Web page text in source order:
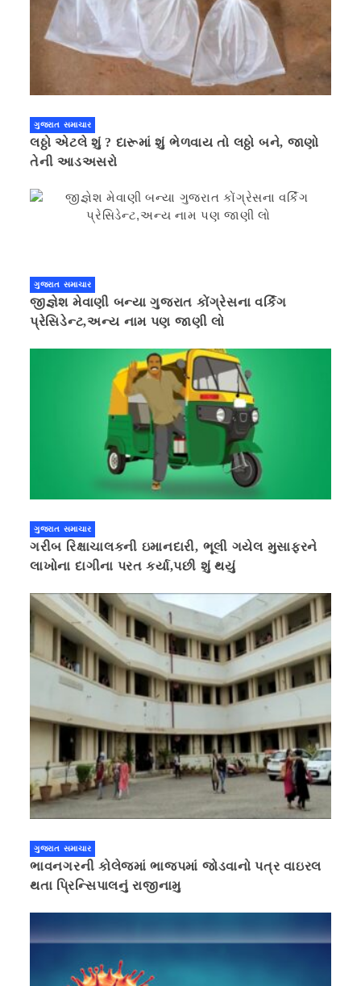
ગુજરાત સમાચાર
લઠ્ઠો એટલે શું ? દારૂમાં શું ભેળવાય તો લઠ્ઠો બને, જાણો
તેની આડઅસરો
ગુજરાત સમાચાર
જીજ્ઞેશ મેવાણી બન્યા ગુજરાત કોંગ્રેસના વર્કિંગ
પ્રેસિડેન્ટ,અન્ય નામ પણ જાણી લો
ગુજરાત સમાચાર
ગરીબ રિક્ષાચાલકની ઇમાનદારી, ભૂલી ગયેલ મુસાફરને
લાખોના દાગીના પરત કર્યા,પછી શું થયું
ગુજરાત સમાચાર
ભાવનગરની કોલેજમાં ભાજપમાં જોડવાનો પત્ર વાઇરલ
થતા પ્રિન્સિપાલનું રાજીનામુ